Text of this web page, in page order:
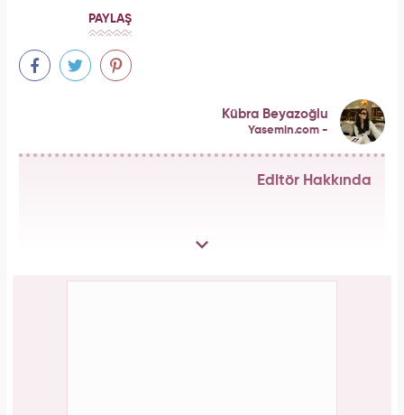
PAYLAŞ
Kübra Beyazoğlu
Yasemin.com -
Editör Hakkında